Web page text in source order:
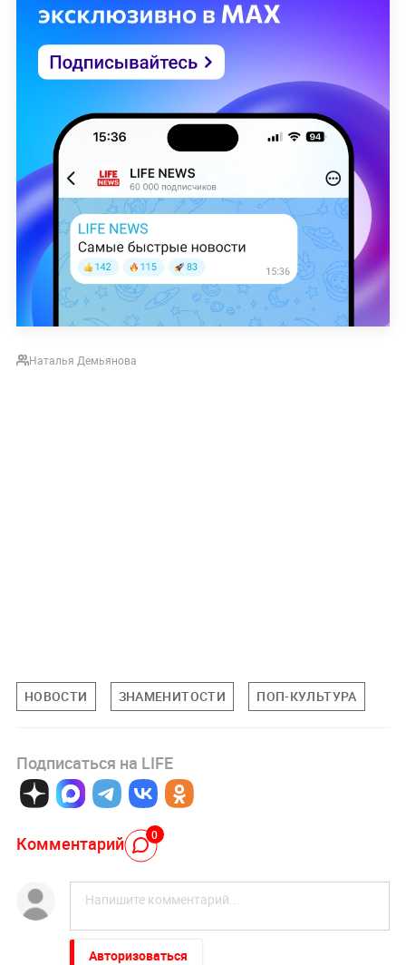
Наталья Демьянова
НОВОСТИ ЗНАМЕНИТОСТИ ПОП-КУЛЬТУРА
Подписаться на LIFE
Комментарий 0
Авторизоваться